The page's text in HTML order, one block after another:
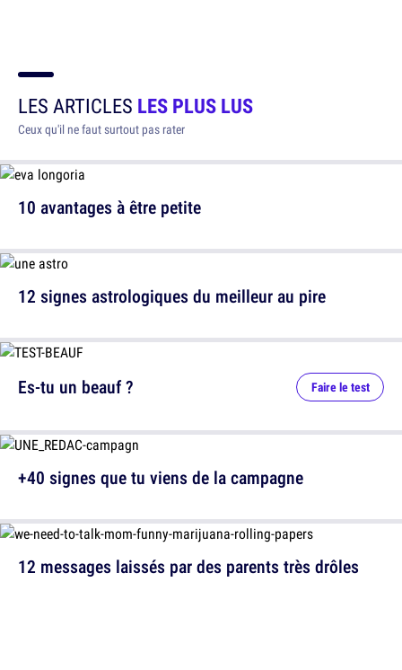
LES ARTICLES LES PLUS LUS
Ceux qu'il ne faut surtout pas rater
10 avantages à être petite
12 signes astrologiques du meilleur au pire
12 messages laissés par des parents très drôles
Es-tu un beauf ? Faire le test
+40 signes que tu viens de la campagne